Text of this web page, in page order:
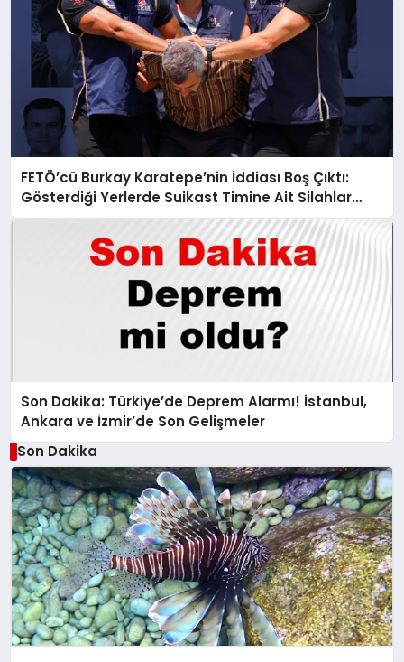
FETÖ’cü Burkay Karatepe’nin İddiası Boş Çıktı:
Gösterdiği Yerlerde Suikast Timine Ait Silahlar
Bulunamadı!
Son Dakika: Türkiye’de Deprem Alarmı! İstanbul,
Ankara ve İzmir’de Son Gelişmeler
Son Dakika